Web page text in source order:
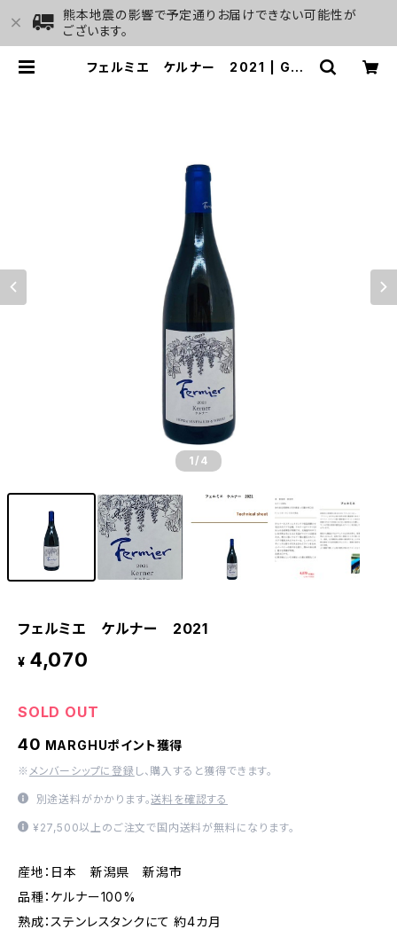
熊本地震の影響で予定通りお届けできない可能性が
ございます。
フェルミエ ケルナー 2021 | GAL
1 /4
フェルミエ ケルナー 2021
¥ 4,070
SOLD OUT
40 MARGHUポイント獲得
※ メンバーシップに登録 し、購入すると獲得できます。
別途送料がかかります。送料を確認する
¥27,500以上のご注文で国内送料が無料になります。
産地：日本 新潟県 新潟市
品種：ケルナー100%
熟成：ステンレスタンクにて 約4カ月